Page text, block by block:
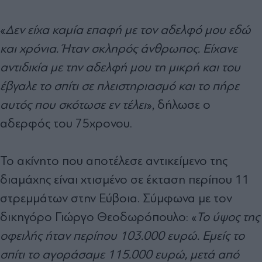
«Δεν είχα καμία επαφή με τον αδελφό μου εδώ
και χρόνια. Ήταν σκληρός άνθρωπος. Είχανε
αντιδικία με την αδελφή μου τη μικρή και του
έβγαλε το σπίτι σε πλειστηριασμό και το πήρε
αυτός που σκότωσε εν τέλει», δήλωσε ο
αδερφός του 75χρονου.
Το ακίνητο που αποτέλεσε αντικείμενο της
διαμάχης είναι χτισμένο σε έκταση περίπου 11
στρεμμάτων στην Εύβοια. Σύμφωνα με τον
δικηγόρο Γιώργο Θεοδωρόπουλο: « Το ύψος της
οφειλής ήταν περίπου 103.000 ευρώ. Εμείς το
σπίτι το αγοράσαμε 115.000 ευρώ, μετά από